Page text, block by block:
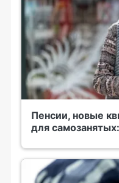
Пенсии, новые
для